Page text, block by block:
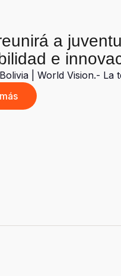
a
e
| World Vision.- La